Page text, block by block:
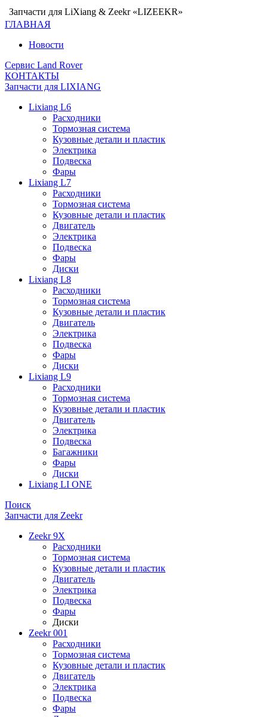
Запчасти для LiXiang & Zeekr «LIZEEKR»
ГЛАВНАЯ
Новости
Сервис Land Rover
КОНТАКТЫ
Запчасти для LIXIANG
Lixiang L6
Расходники
Тормозная система
Кузовные детали и пластик
Электрика
Подвеска
Фары
Lixiang L7
Расходники
Тормозная система
Кузовные детали и пластик
Двигатель
Электрика
Подвеска
Фары
Диски
Lixiang L8
Расходники
Тормозная система
Кузовные детали и пластик
Двигатель
Электрика
Подвеска
Фары
Диски
Lixiang L9
Расходники
Тормозная система
Кузовные детали и пластик
Двигатель
Электрика
Подвеска
Багажники
Фары
Диски
Lixiang LI ONE
Поиск
Запчасти для Zeekr
Zeekr 9X
Расходники
Тормозная система
Кузовные детали и пластик
Двигатель
Электрика
Подвеска
Фары
Диски
Zeekr 001
Расходники
Тормозная система
Кузовные детали и пластик
Двигатель
Электрика
Подвеска
Фары